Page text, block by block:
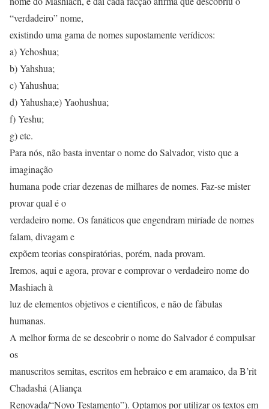
“verdadeiro” nome,
existindo uma gama de nomes supostamente verídicos:
a) Yehoshua;
b) Yahshua;
c) Yahushua;
d) Yahusha;e) Yaohushua;
f) Yeshu;
g) etc.
Para nós, não basta inventar o nome do Salvador, visto que a
imaginação
humana pode criar dezenas de milhares de nomes. Faz-se mister
provar qual é o
verdadeiro nome. Os fanáticos que engendram miríade de nomes
falam, divagam e
expõem teorias conspiratórias, porém, nada provam.
Iremos, aqui e agora, provar e comprovar o verdadeiro nome do
Mashiach à
luz de elementos objetivos e científicos, e não de fábulas
humanas.
A melhor forma de se descobrir o nome do Salvador é compulsar
os
manuscritos semitas, escritos em hebraico e em aramaico, da B’rit
Chadashá (Aliança
Renovada/“Novo Testamento”). Optamos por utilizar os textos em